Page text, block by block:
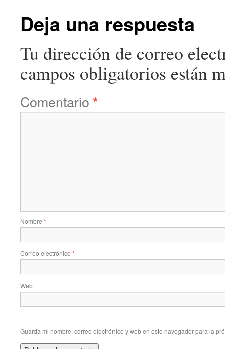
Deja una respuesta
Tu dirección de correo
campos obligatorios están
Comentario *
Nombre *
Correo electrónico *
Web
Guarda mi nombre, correo electrónico y web en este navegador para la